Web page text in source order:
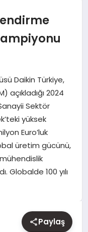
Daikin Türkiye,
açıkladığı 2024
Sektör
yüksek
Euro’luk
üretim gücünü,
Globalde 100 yılı
Paylaş